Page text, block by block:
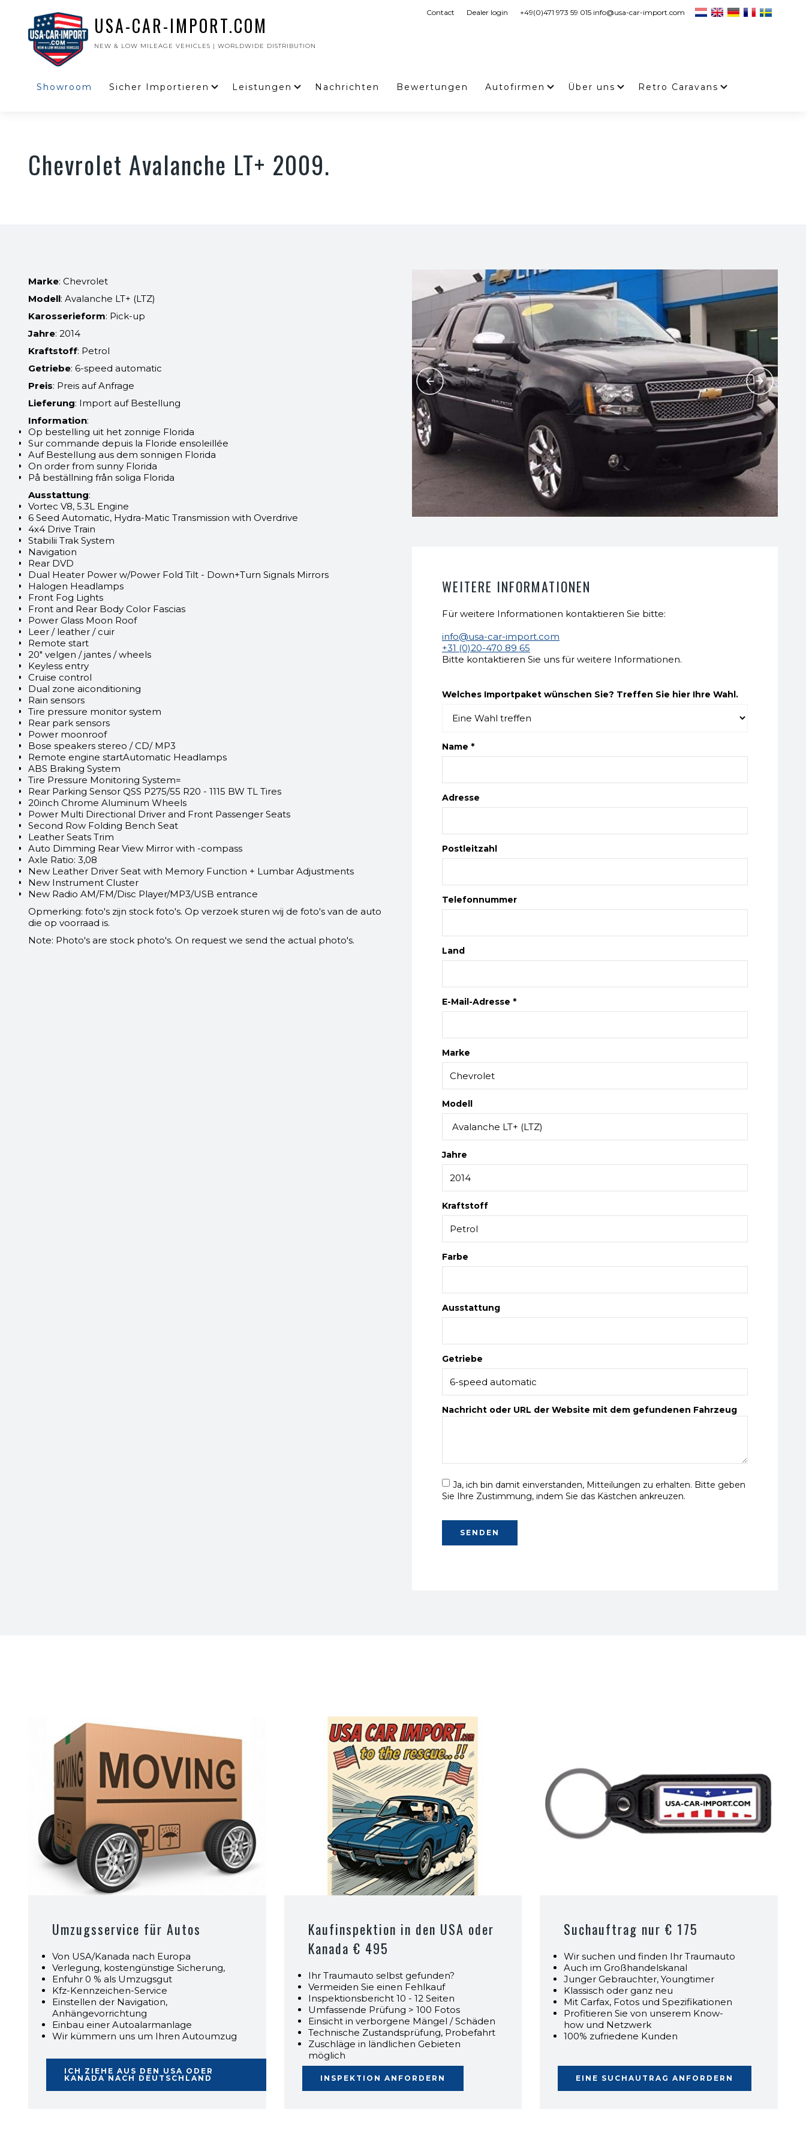
USA-CAR-IMPORT.COM
NEW & LOW MILEAGE VEHICLES | WORLDWIDE DISTRIBUTION
Contact Dealer login +49(0)471 973 59 015 info@usa-car-import.com
Showroom Sicher Importieren Leistungen Nachrichten Bewertungen Autofirmen Über uns Retro Caravans
Chevrolet Avalanche LT+ 2009.
Marke: Chevrolet
Modell: Avalanche LT+ (LTZ)
Karosserieform: Pick-up
Jahre: 2014
Kraftstoff: Petrol
Getriebe: 6-speed automatic
Preis: Preis auf Anfrage
Lieferung: Import auf Bestellung
Information:
Op bestelling uit het zonnige Florida
Sur commande depuis la Floride ensoleillée
Auf Bestellung aus dem sonnigen Florida
On order from sunny Florida
På beställning från soliga Florida
Ausstattung:
Vortec V8, 5.3L Engine
6 Seed Automatic, Hydra-Matic Transmission with Overdrive
4x4 Drive Train
Stabilii Trak System
Navigation
Rear DVD
Dual Heater Power w/Power Fold Tilt - Down+Turn Signals Mirrors
Halogen Headlamps
Front Fog Lights
Front and Rear Body Color Fascias
Power Glass Moon Roof
Leer / leather / cuir
Remote start
20" velgen / jantes / wheels
Keyless entry
Cruise control
Dual zone aiconditioning
Rain sensors
Tire pressure monitor system
Rear park sensors
Power moonroof
Bose speakers stereo / CD/ MP3
Remote engine startAutomatic Headlamps
ABS Braking System
Tire Pressure Monitoring System=
Rear Parking Sensor QSS P275/55 R20 - 1115 BW TL Tires
20inch Chrome Aluminum Wheels
Power Multi Directional Driver and Front Passenger Seats
Second Row Folding Bench Seat
Leather Seats Trim
Auto Dimming Rear View Mirror with -compass
Axle Ratio: 3,08
New Leather Driver Seat with Memory Function + Lumbar Adjustments
New Instrument Cluster
New Radio AM/FM/Disc Player/MP3/USB entrance
Opmerking: foto's zijn stock foto's. Op verzoek sturen wij de foto's van de auto
die op voorraad is.
Note: Photo's are stock photo's. On request we send the actual photo's.
WEITERE INFORMATIONEN
Für weitere Informationen kontaktieren Sie bitte:
info@usa-car-import.com
+31 (0)20-470 89 65
Bitte kontaktieren Sie uns für weitere Informationen.
Welches Importpaket wünschen Sie? Treffen Sie hier Ihre Wahl.
Name *
Adresse
Postleitzahl
Telefonnummer
Land
E-Mail-Adresse *
Marke
Modell
Jahre
Kraftstoff
Farbe
Ausstattung
Getriebe
Nachricht oder URL der Website mit dem gefundenen Fahrzeug
Ja, ich bin damit einverstanden, Mitteilungen zu erhalten. Bitte geben
Sie Ihre Zustimmung, indem Sie das Kästchen ankreuzen.
Umzugsservice für Autos
Von USA/Kanada nach Europa
Verlegung, kostengünstige Sicherung,
Enfuhr 0 % als Umzugsgut
Kfz-Kennzeichen-Service
Einstellen der Navigation,
Anhängevorrichtung
Einbau einer Autoalarmanlage
Wir kümmern uns um Ihren Autoumzug
ICH ZIEHE AUS DEN USA ODER
KANADA NACH DEUTSCHLAND
Kaufinspektion in den USA oder
Kanada € 495
Ihr Traumauto selbst gefunden?
Vermeiden Sie einen Fehlkauf
Inspektionsbericht 10 - 12 Seiten
Umfassende Prüfung > 100 Fotos
Einsicht in verborgene Mängel / Schäden
Technische Zustandsprüfung, Probefahrt
Zuschläge in ländlichen Gebieten
möglich
INSPEKTION ANFORDERN
Suchauftrag nur € 175
Wir suchen und finden Ihr Traumauto
Auch im Großhandelskanal
Junger Gebrauchter, Youngtimer
Klassisch oder ganz neu
Mit Carfax, Fotos und Spezifikationen
Profitieren Sie von unserem Know-
how und Netzwerk
100% zufriedene Kunden
EINE SUCHAUTRAG ANFORDERN